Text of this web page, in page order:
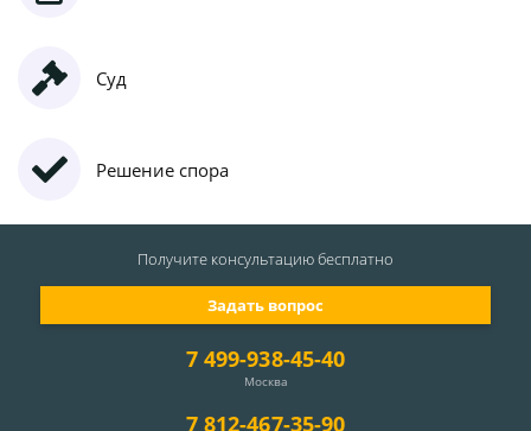
Суд
Решение спора
7 499-938-45-40
Москва
7 812-467-35-90
Задать вопрос
Получите консультациюбесплатно